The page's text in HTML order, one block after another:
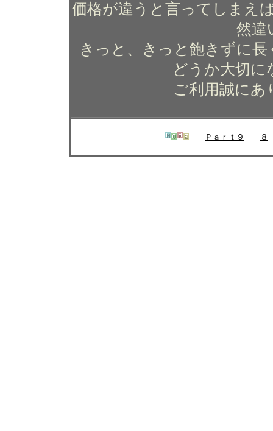
価格が違うと言ってしまえ
然違
きっと、きっと飽きずに
どうか大切
ご利用誠に
Ｐａｒｔ９ ８